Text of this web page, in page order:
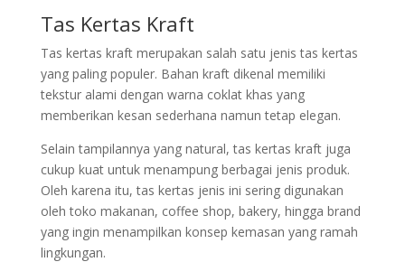
Tas Kertas Kraft
Tas kertas kraft merupakan salah satu jenis tas kertas
yang paling populer. Bahan kraft dikenal memiliki
tekstur alami dengan warna coklat khas yang
memberikan kesan sederhana namun tetap elegan.
Selain tampilannya yang natural, tas kertas kraft juga
cukup kuat untuk menampung berbagai jenis produk.
Oleh karena itu, tas kertas jenis ini sering digunakan
oleh toko makanan, coffee shop, bakery, hingga brand
yang ingin menampilkan konsep kemasan yang ramah
lingkungan.